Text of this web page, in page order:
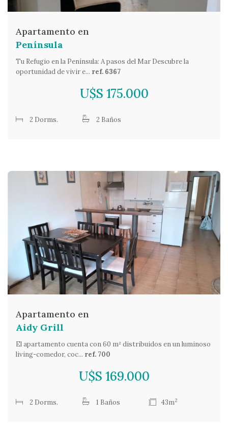
Apartamento en
Península
Tu Refugio en la Península: A pasos del Mar Descubre la
oportunidad de vivir e... ref. 6367
U$S 175.000
2 Dorms. 2 Baños
Apartamento en
Aidy Grill
El apartamento cuenta con 60 m² distribuidos en un luminoso
living-comedor, coc... ref. 700
U$S 169.000
2 Dorms. 1 Baños 43m2